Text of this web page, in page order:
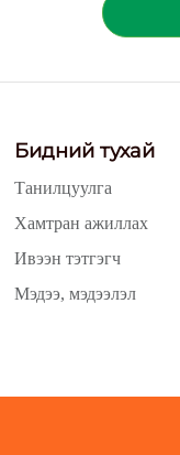
Бидний тухай
Танилцуулга
Хамтран ажиллах
Ивээн тэтгэгч
Мэдээ, мэдээлэл